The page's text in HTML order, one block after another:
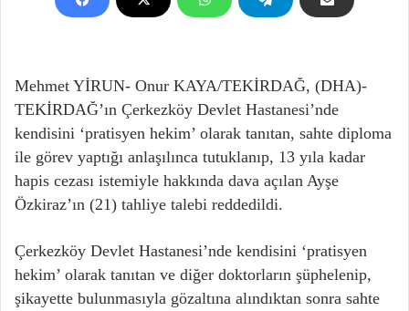
Mehmet YİRUN- Onur KAYA/TEKİRDAĞ, (DHA)-
TEKİRDAĞ’ın Çerkezköy Devlet Hastanesi’nde
kendisini ‘pratisyen hekim’ olarak tanıtan, sahte diploma
ile görev yaptığı anlaşılınca tutuklanıp, 13 yıla kadar
hapis cezası istemiyle hakkında dava açılan Ayşe
Özkiraz’ın (21) tahliye talebi reddedildi.
Çerkezköy Devlet Hastanesi’nde kendisini ‘pratisyen
hekim’ olarak tanıtan ve diğer doktorların şüphelenip,
şikayette bulunmasıyla gözaltına alındıktan sonra sahte